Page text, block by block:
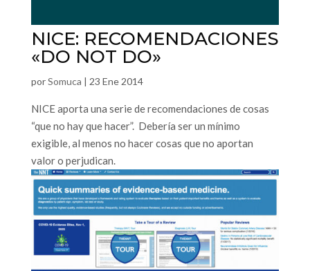
NICE: RECOMENDACIONES
«DO NOT DO»
porSomuca | 23 Ene 2014
NICE aporta una serie de recomendaciones de cosas
“que no hay que hacer”. Debería ser un mínimo
exigible, al menos no hacer cosas que no aportan
valor o perjudican.